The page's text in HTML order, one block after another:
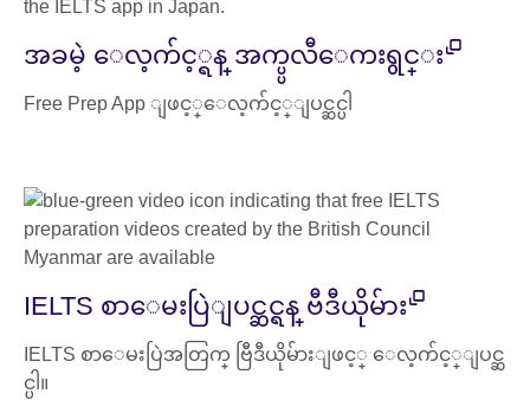
အခမဲ့ ေလ့က်င့္ရန္ အက္ပ္ပလီေကးရွင္း
Free Prep App ျဖင့္ေလ့က်င့္ျပင္ဆင္ပါ
IELTS စာေမးပြဲျပင္ဆင္ရန္ ဗီဒီယိုမ်ား
IELTS စာေမးပြဲအတြက္ ဗြီဒီယိုမ်ားျဖင့္ ေလ့က်င့္ျပင္ဆ
င္ပါ။